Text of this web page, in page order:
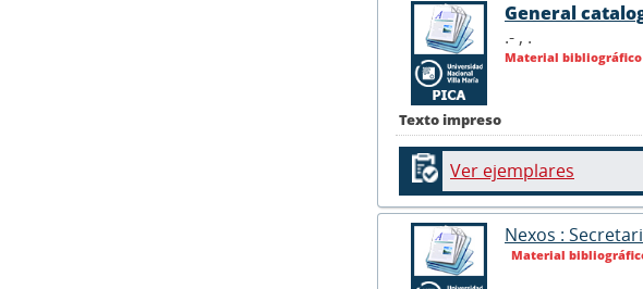
Texto impreso
General
.- , .
Material
Ver ejemplares
Nexos :
Material